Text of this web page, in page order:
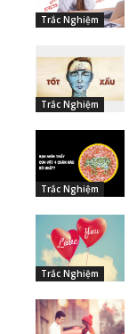
Trắc Nghiệm
Trắc Nghiệm
Trắc Nghiệm
Trắc Nghiệm